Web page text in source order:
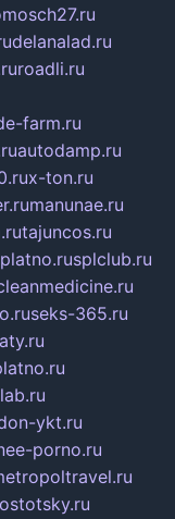
delanalad.ru
roadli.ru
farm.ru
autodamp.ru
x-ton.ru
manunae.ru
tajuncos.ru
splclub.ru
seks-365.ru
ykt.ru
porno.ru